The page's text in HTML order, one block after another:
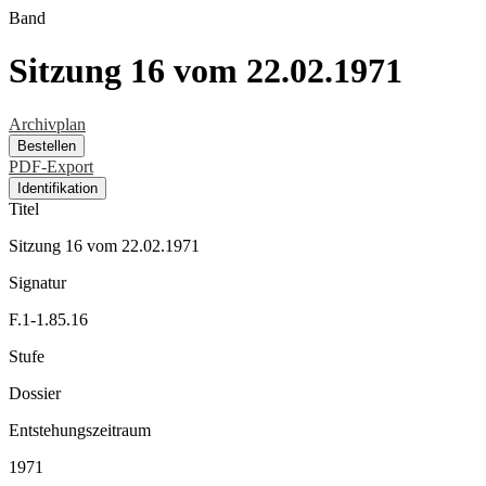
Band
Sitzung 16 vom 22.02.1971
Archivplan
Bestellen
PDF-Export
Identifikation
Titel
Sitzung 16 vom 22.02.1971
Signatur
F.1-1.85.16
Stufe
Dossier
Entstehungszeitraum
1971